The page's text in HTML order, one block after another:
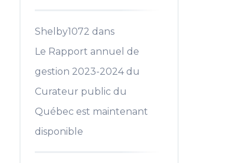
Shelby1072 dans
Le Rapport annuel de
gestion 2023-2024 du
Curateur public du
Québec est maintenant
disponible